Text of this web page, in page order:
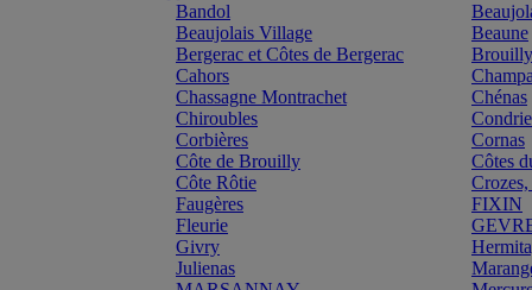
Bandol
Beaujolais Village
Beaune
Bergerac et Côtes de Bergerac
Brouilly
Cahors
Chassagne Montrachet
Chénas
Chiroubles
Corbières
Cornas
Côte de Brouilly
Côtes
Côte Rôtie
Faugères
FIXIN
Fleurie
Givry
Julienas